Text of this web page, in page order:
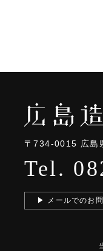
〒734-0015 広島
Tel.
▶ メールでのお